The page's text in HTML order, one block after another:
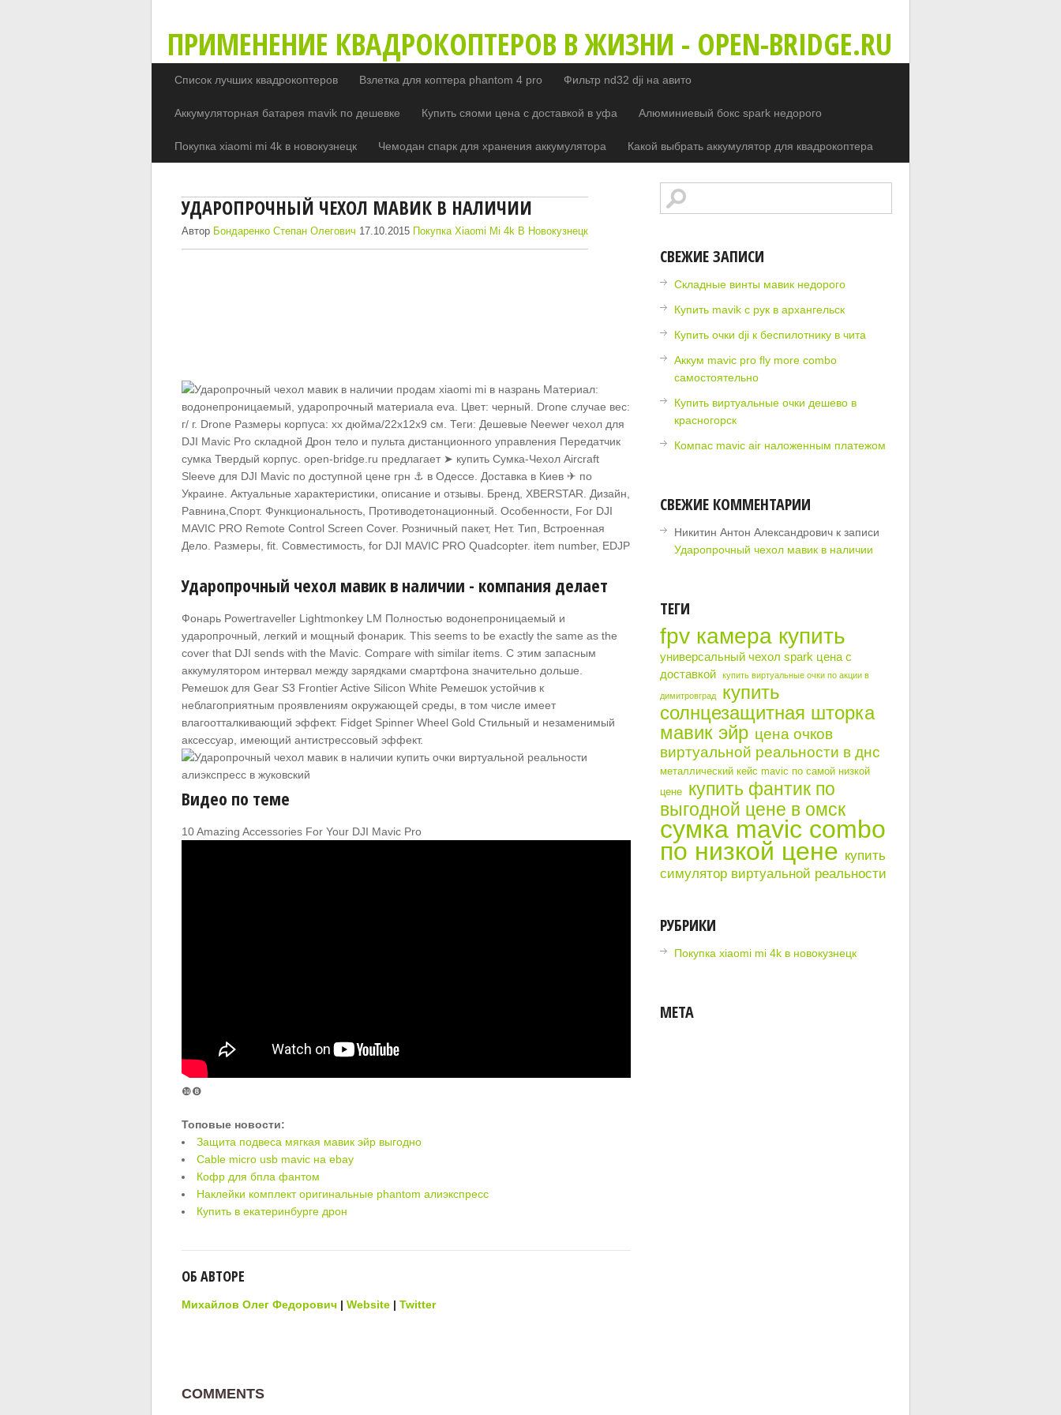
ПРИМЕНЕНИЕ КВАДРОКОПТЕРОВ В ЖИЗНИ - OPEN-BRIDGE.RU
Список лучших квадрокоптеров Взлетка для коптера phantom 4 pro Фильтр nd32 dji на авито
Аккумуляторная батарея mavik по дешевке Купить сяоми цена с доставкой в уфа Алюминиевый бокс spark недорого
Покупка xiaomi mi 4k в новокузнецк Чемодан спарк для хранения аккумулятора Какой выбрать аккумулятор для квадрокоптера
УДАРОПРОЧНЫЙ ЧЕХОЛ МАВИК В НАЛИЧИИ
Автор Бондаренко Степан Олегович 17.10.2015 Покупка Xiaomi Mi 4k В Новокузнецк
Материал:
водонепроницаемый, ударопрочный материала eva. Цвет: черный. Drone случае вес:
г/ г. Drone Размеры корпуса: xx дюйма/22x12x9 см. Теги: Дешевые Neewer чехол для
DJI Mavic Pro складной Дрон тело и пульта дистанционного управления Передатчик
сумка Твердый корпус. open-bridge.ru предлагает ➤ купить Сумка-Чехол Aircraft
Sleeve для DJI Mavic по доступной цене грн ⚓ в Одессе. Доставка в Киев ✈ по
Украине. Актуальные характеристики, описание и отзывы. Бренд, XBERSTAR. Дизайн,
Равнина,Спорт. Функциональность, Противодетонационный. Особенности, For DJI
MAVIC PRO Remote Control Screen Cover. Розничный пакет, Нет. Тип, Встроенная
Дело. Размеры, fit. Совместимость, for DJI MAVIC PRO Quadcopter. item number, EDJP
Ударопрочный чехол мавик в наличии - компания делает
Фонарь Powertraveller Lightmonkey LM Полностью водонепроницаемый и
ударопрочный, легкий и мощный фонарик. This seems to be exactly the same as the
cover that DJI sends with the Mavic. Compare with similar items. С этим запасным
аккумулятором интервал между зарядками смартфона значительно дольше.
Ремешок для Gear S3 Frontier Active Silicon White Ремешок устойчив к
неблагоприятным проявлениям окружающей среды, в том числе имеет
влагоотталкивающий эффект. Fidget Spinner Wheel Gold Стильный и незаменимый
аксессуар, имеющий антистрессовый эффект.
Видео по теме
10 Amazing Accessories For Your DJI Mavic Pro
❿❽
Топовые новости:
Защита подвеса мягкая мавик эйр выгодно
Cable micro usb mavic на ebay
Кофр для бпла фантом
Наклейки комплект оригинальные phantom алиэкспресс
Купить в екатеринбурге дрон
ОБ АВТОРЕ
Михайлов Олег Федорович |Website |Twitter
COMMENTS
СВЕЖИЕ ЗАПИСИ
Складные винты мавик недорого
Купить mavik с рук в архангельск
Купить очки dji к беспилотнику в чита
Аккум mavic pro fly more combo
самостоятельно
Купить виртуальные очки дешево в
красногорск
Компас mavic air наложенным платежом
СВЕЖИЕ КОММЕНТАРИИ
Никитин Антон Александрович к записи
Ударопрочный чехол мавик в наличии
ТЕГИ
fpv камера купить
универсальный чехол spark цена с
доставкой
купить виртуальные очки по акции в
димитровград
купить
солнцезащитная шторка
мавик эйр цена очков
виртуальной реальности в днс
металлический кейс mavic по самой низкой
цене купить фантик по
выгодной цене в омск
сумка mavic combo
по низкой цене купить
симулятор виртуальной реальности
РУБРИКИ
Покупка xiaomi mi 4k в новокузнецк
МЕТА